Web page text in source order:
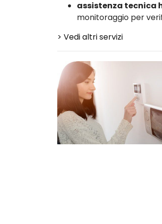
assistenza tecnica
monitoraggio per
> Vedi altri servizi